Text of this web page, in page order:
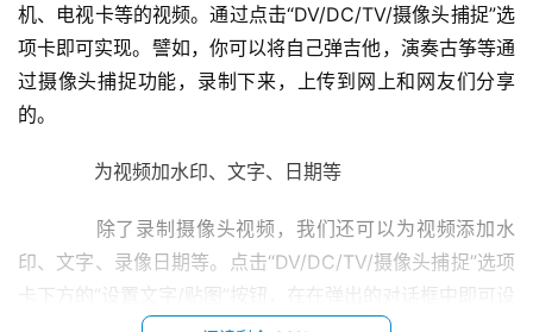
机、电视卡等的视频。通过点击“DV/DC/TV/摄像头捕捉”选
项卡即可实现。譬如，你可以将自己弹吉他，演奏古筝等通
过摄像头捕捉功能，录制下来，上传到网上和网友们分享
的。
为视频加水印、文字、日期等
除了录制摄像头视频，我们还可以为视频添加水
印、文字、录像日期等。点击“DV/DC/TV/摄像头捕捉”选项
卡下方的“设置文字/贴图”按钮，在在弹出的对话框中即可设